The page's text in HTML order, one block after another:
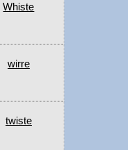
Whiste
wirre
twiste